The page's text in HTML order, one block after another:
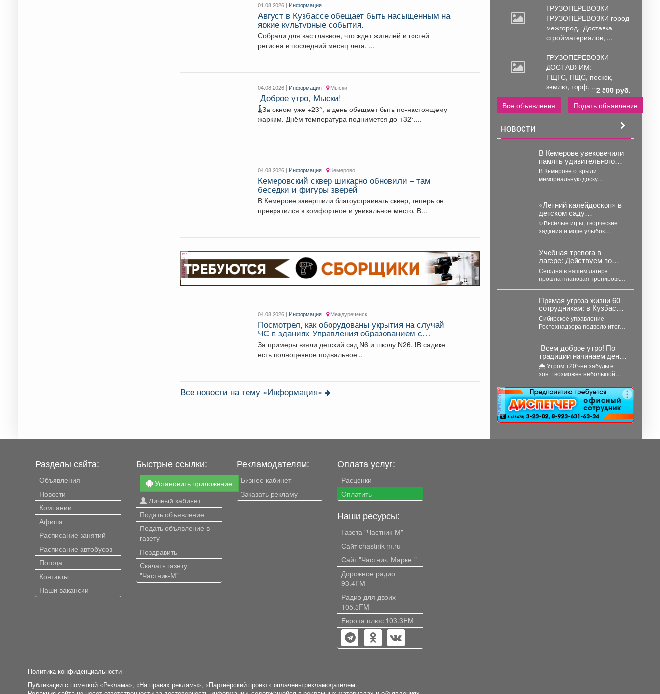
01.08.2026 | Информация
Август в Кузбассе обещает быть насыщенным на
яркие культурные события.
Собрали для вас главное, что ждет жителей и гостей
региона в последний месяц лета. ...
04.08.2026 | Информация | Мыски
️ Доброе утро, Мыски!
🌡За окном уже +23°, а день обещает быть по-настоящему
жарким. Днём температура поднимется до +32°....
04.08.2026 | Информация | Кемерово
Кемеровский сквер шикарно обновили – там
беседки и фигуры зверей
В Кемерове завершили благоустраивать сквер, теперь он
превратился в комфортное и уникальное место. В...
реклама
04.08.2026 | Информация | Междуреченск
Посмотрел, как оборудованы укрытия на случай
ЧС в зданиях Управления образованием с
различной конструкцией: имеющих подвалы и
предусматривающие только техподполье.
За примеры взяли детский сад N6 и школу N26. ❗️В садике
есть полноценное подвальное...
Все новости на тему «Информация»
ГРУЗОПЕРЕВОЗКИ -
ГРУЗОПЕРЕВОЗКИ город-
межгород. Доставка
стройматериалов, ...
ГРУЗОПЕРЕВОЗКИ -
ДОСТАВЯИМ:
ПЩГС, ПЩС, пескок,
землю, торф, ...2 500 руб.
Все объявления
Подать объявление
НОВОСТИ
В Кемерове увековечили
память удивительного
испанца
В Кемерове открыли
мемориальную доску
разреза "Кедровский"
Александру Барредо –
испанцу, который стал...
«Летний калейдоскоп» в
детском саду
«Светлячок»
✨Весёлые игры, творческие
задания и море улыбок
Кто принял...
Учебная тревога в
лагере: Действуем по
плану!
Сегодня в нашем лагере
прошла плановая тренировка
неожиданно, но,...
Прямая угроза жизни 60
сотрудникам: в Кузбассе
закрыли еще 3 шахты
Сибирское управление
Ростехнадзора подвело итоги
официальный представитель...
Всем доброе утро! По
традиции начинаем день
с прогноза погоды и
щепотки народной
мудрости
🌦 Утром +20°-не забудьте
зонт: возможен небольшой
поднимется до +24°,...
реклама
Разделы сайта:
Объявления
Новости
Компании
Афиша
Расписание занятий
Расписание автобусов
Погода
Контакты
Наши вакансии
Быстрые ссылки:
Установить приложение
Личный кабинет
Подать объявление
Подать объявление в
газету
Поздравить
Скачать газету
"Частник-М"
Рекламодателям:
Бизнес-кабинет
Заказать рекламу
Оплата услуг:
Расценки
Оплатить
Наши ресурсы:
Газета "Частник-М"
Сайт chastnik-m.ru
Сайт "Частник. Маркет"
Дорожное радио
93.4FM
Радио для двоих
105.3FM
Европа плюс 103.3FM
Политика конфиденциальности
Публикации с пометкой «Реклама», «На правах рекламы», «Партнёрский проект» оплачены рекламодателем.